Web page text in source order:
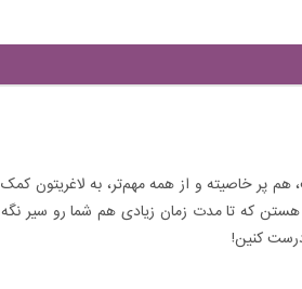
هم پر خاصیته و از همه مهم‌تر، به لاغریتون کمک
که تا مدت زمان زیادی هم شما رو سیر نگه
کنین!